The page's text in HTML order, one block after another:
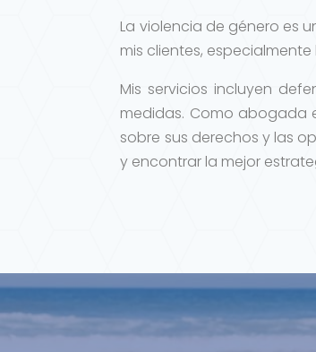
La violencia de género es
mis clientes,
Mis servicios incluyen
medidas. Como abogada
sobre sus derechos y las
y encontrar la mejor